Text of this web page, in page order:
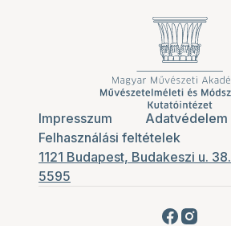
Impresszum Adatvédelem
Felhasználási feltételek
1121 Budapest, Budakeszi u. 38.
5595